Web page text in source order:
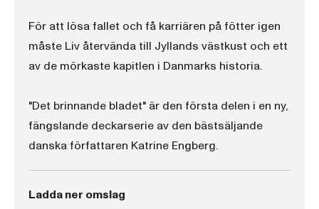
För att lösa fallet och få karriären på fötter igen
måste Liv återvända till Jyllands västkust och ett
av de mörkaste kapitlen i Danmarks historia.
"Det brinnande bladet" är den första delen i en ny,
fängslande deckarserie av den bästsäljande
danska författaren Katrine Engberg.
Ladda ner omslag